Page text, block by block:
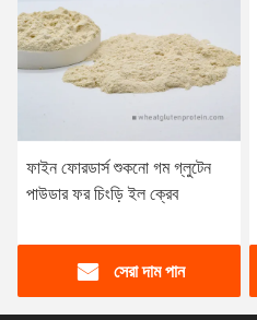
ফাইন ফোরডার্স শুকনো গম গ্লুটেন
পাউডার ফর চিংড়ি ইল ক্রেব
সেরা দাম পান